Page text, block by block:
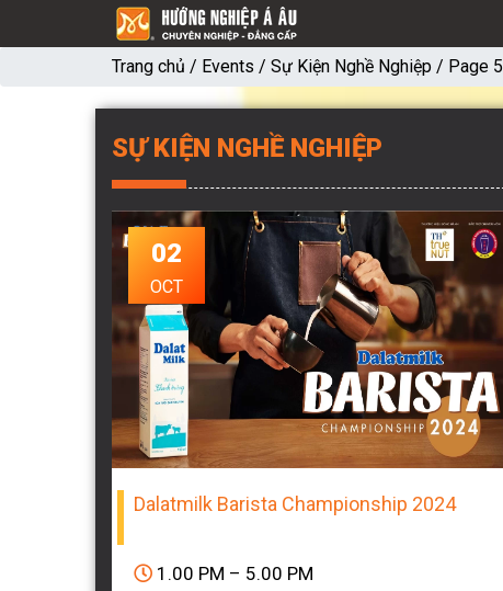
Trang chủ / Events / Sự Kiện Nghề Nghiệp / Page 5
SỰ KIỆN NGHỀ NGHIỆP
02
OCT
Dalatmilk Barista Championship 2024
1.00 PM – 5.00 PM